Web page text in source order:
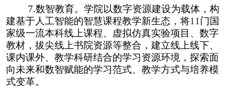
7.数智教育。学院以数字资源建设为载体，构
建基于人工智能的智慧课程教学新生态，将11 门国
家级一流本科线上课程、虚拟仿真实验项目、数字
教材，拔尖线上书院资源等整合，建立线上线下、
课内课外、教学科研结合的学习资源环境，探索面
向未来和数智赋能的学习范式、教学方式与培养模
式变革。